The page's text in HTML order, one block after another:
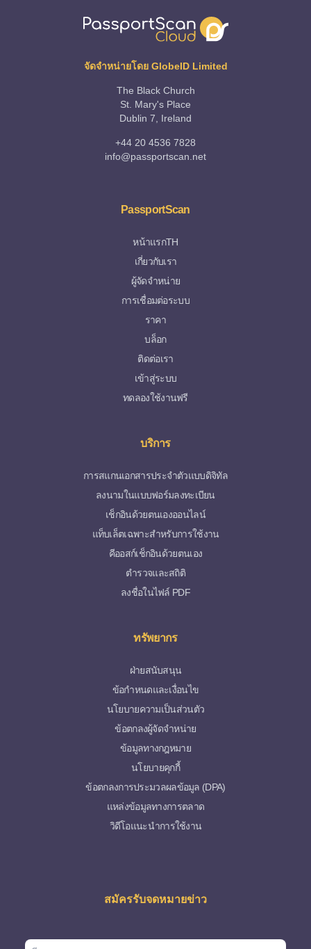
จัดจำหน่ายโดย GlobeID Limited
The Black Church
St. Mary's Place
Dublin 7, Ireland
+44 20 4536 7828
info@passportscan.net
PassportScan
หน้าแรกTH
เกี่ยวกับเรา
ผู้จัดจำหน่าย
การเชื่อมต่อระบบ
ราคา
บล็อก
ติดต่อเรา
เข้าสู่ระบบ
ทดลองใช้งานฟรี
บริการ
การสแกนเอกสารประจำตัวแบบดิจิทัล
ลงนามในแบบฟอร์มลงทะเบียน
เช็กอินด้วยตนเองออนไลน์
แท็บเล็ตเฉพาะสำหรับการใช้งาน
คีออสก์เช็กอินด้วยตนเอง
ตำรวจและสถิติ
ลงชื่อในไฟล์ PDF
ทรัพยากร
ฝ่ายสนับสนุน
ข้อกำหนดและเงื่อนไข
นโยบายความเป็นส่วนตัว
ข้อตกลงผู้จัดจำหน่าย
ข้อมูลทางกฎหมาย
นโยบายคุกกี้
ข้อตกลงการประมวลผลข้อมูล (DPA)
แหล่งข้อมูลทางการตลาด
วิดีโอแนะนำการใช้งาน
สมัครรับจดหมายข่าว